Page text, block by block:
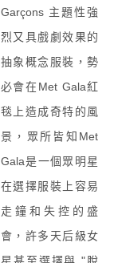
Garçons 主題性強
烈又具戲劇效果的
抽象概念服裝，勢
必會在Met Gala紅
毯上造成奇特的風
景，眾所皆知Met
Gala是一個眾明星
在選擇服裝上容易
走鐘和失控的盛
會，許多天后級女